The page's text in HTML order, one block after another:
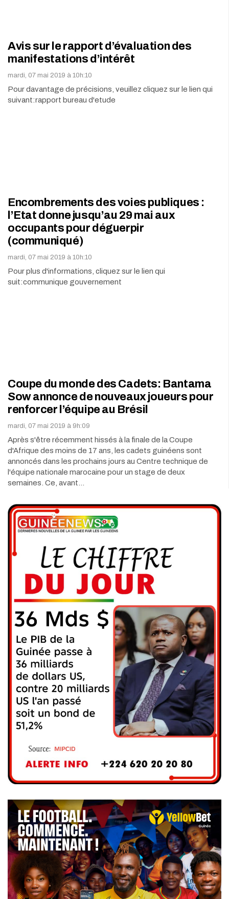
Avis sur le rapport d’évaluation des
manifestations d’intérêt
mardi, 07 mai 2019 à 10h:10
Pour davantage de précisions, veuillez cliquez sur le lien qui
suivant:rapport bureau d'etude
Encombrements des voies publiques :
l’Etat donne jusqu’au 29 mai aux
occupants pour déguerpir
(communiqué)
mardi, 07 mai 2019 à 10h:10
Pour plus d'informations, cliquez sur le lien qui
suit:communique gouvernement
Coupe du monde des Cadets: Bantama
Sow annonce de nouveaux joueurs pour
renforcer l’équipe au Brésil
mardi, 07 mai 2019 à 9h:09
Après s'être récemment hissés à la finale de la Coupe
d'Afrique des moins de 17 ans, les cadets guinéens sont
annoncés dans les prochains jours au Centre technique de
l'équipe nationale marocaine pour un stage de deux
semaines. Ce, avant…